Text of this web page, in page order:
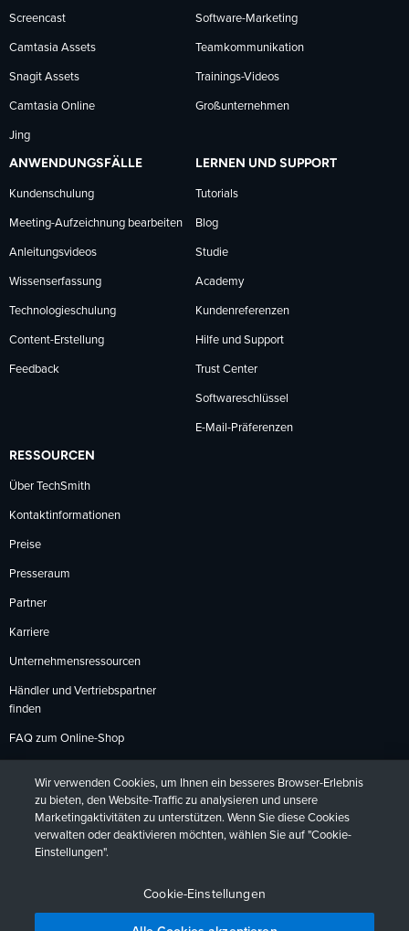
Screencast
Camtasia Assets
Snagit Assets
Camtasia Online
Jing
Software-Marketing
Teamkommunikation
Trainings-Videos
Großunternehmen
ANWENDUNGSFÄLLE
Kundenschulung
Meeting-Aufzeichnung bearbeiten
Anleitungsvideos
Wissenserfassung
Technologieschulung
Content-Erstellung
Feedback
LERNEN UND SUPPORT
Tutorials
Blog
Studie
Academy
Kundenreferenzen
Hilfe und Support
Trust Center
Softwareschlüssel
E-Mail-Präferenzen
RESSOURCEN
Über TechSmith
Kontaktinformationen
Preise
Presseraum
Partner
Karriere
Unternehmensressourcen
Händler und Vertriebspartner
finden
FAQ zum Online-Shop
Rückgabebedingungen
DeutschFrançaisEspañol日本語
Wir verwenden Cookies, um Ihnen ein besseres Browser-Erlebnis
zu bieten, den Website-Traffic zu analysieren und unsere
Marketingaktivitäten zu unterstützen. Wenn Sie diese Cookies
verwalten oder deaktivieren möchten, wählen Sie auf "Cookie-
Einstellungen".
Cookie-Einstellungen